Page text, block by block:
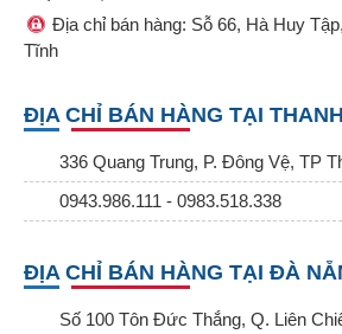
Địa chỉ bán hàng: Sỗ 66, Hà Huy
Tĩnh
ĐỊA CHỈ BÁN HÀNG TẠI
336 Quang Trung, P. Đông Vệ, TP
0943.986.111 - 0983.518.338
ĐỊA CHỈ BÁN HÀNG TẠI ĐÀ
Số 100 Tôn Đức Thắng, Q. Liên